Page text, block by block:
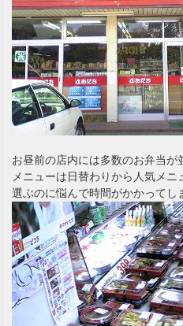
お昼前の店内には多数のお弁当が
メニューは日替わりから人気メニ
選ぶのに悩んで時間がかかってし